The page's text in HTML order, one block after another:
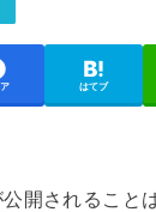
はてブ
開されること